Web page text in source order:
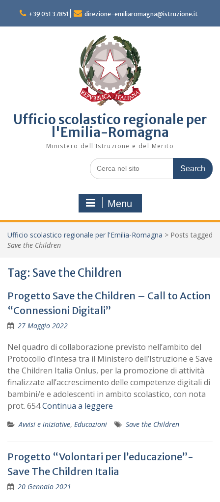
content
+39 051 37851 direzione-emiliaromagna@istruzione.it
Ufficio scolastico regionale per
l'Emilia-Romagna
Ministero dell'Istruzione e del Merito
Search
for:
Menu
Ufficio scolastico regionale per l'Emilia-Romagna > Posts tagged
Save the Children
Tag: Save the Children
Progetto Save the Children – Call to Action
“Connessioni Digitali”
27 Maggio 2022
Nel quadro di collaborazione previsto nell’ambito del
Protocollo d’Intesa tra il Ministero dell’Istruzione e Save
the Children Italia Onlus, per la promozione di attività
finalizzate all’accrescimento delle competenze digitali di
bambini/e e adolescenti in ambito scolastico, con nota
prot. 654Continua a leggere
Avvisi e iniziative, Educazioni Save the Children
Progetto “Volontari per l’educazione”-
Save The Children Italia
20 Gennaio 2021